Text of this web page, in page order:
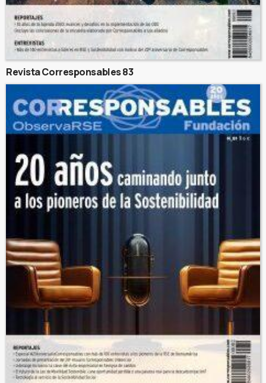
Revista Corresponsables 83